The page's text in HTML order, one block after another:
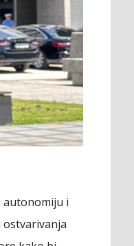
autonomiju i
ostvarivanja